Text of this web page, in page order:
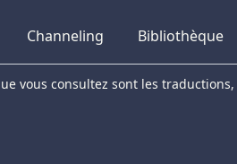
Channeling Bibliothèque
vous consultez sont les